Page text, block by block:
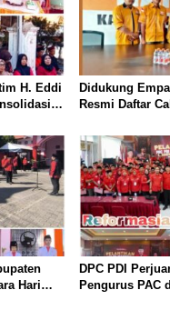
H. Eddi
Didukung
Resmi Daftar
Hari
DPC PDI
Pengurus PAC